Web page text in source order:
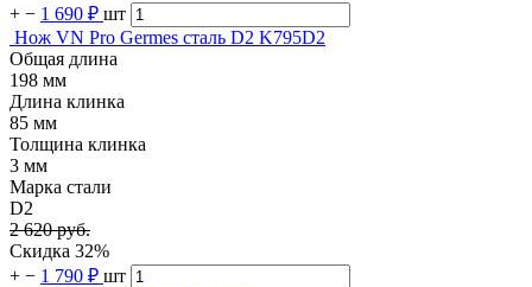
+ − 1 690 ₽ шт
Нож VN Pro Germes cталь D2 K795D2
Общая длина
198 мм
Длина клинка
85 мм
Толщина клинка
3 мм
Марка стали
D2
2 620 руб.
Скидка 32%
+ − 1 790 ₽ шт